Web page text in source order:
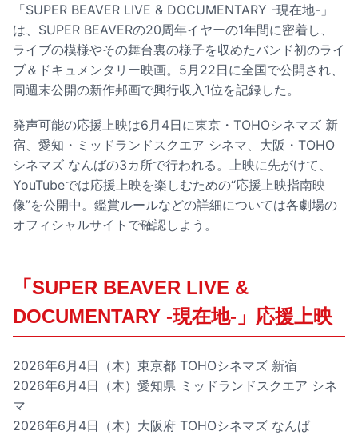
「SUPER BEAVER LIVE & DOCUMENTARY -現在地-」
は、SUPER BEAVERの20周年イヤーの1年間に密着し、
ライブの模様やその舞台裏の様子を収めたバンド初のライ
ブ＆ドキュメンタリー映画。5月22日に全国で公開され、
同週末公開の新作邦画で興行収入1位を記録した。
発声可能の応援上映は6月4日に東京・TOHOシネマズ 新
宿、愛知・ミッドランドスクエア シネマ、大阪・TOHO
シネマズ なんばの3カ所で行われる。上映に先がけて、
YouTubeでは応援上映を楽しむための“応援上映指南映
像”を公開中。鑑賞ルールなどの詳細については各劇場の
オフィシャルサイトで確認しよう。
「SUPER BEAVER LIVE &
DOCUMENTARY -現在地-」応援上映
2026年6月4日（木）東京都 TOHOシネマズ 新宿
2026年6月4日（木）愛知県 ミッドランドスクエア シネ
マ
2026年6月4日（木）大阪府 TOHOシネマズ なんば